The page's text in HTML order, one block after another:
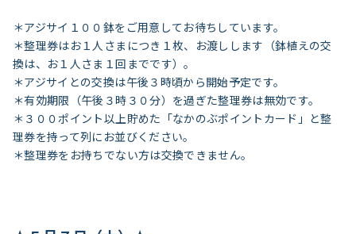
＊アジサイ１００鉢をご用意してお待ちしています。
＊整理券はお１人さまにつき１枚、お渡しします（鉢植えの交
換は、お１人さま１回までです）。
＊アジサイとの交換は午後３時頃から開始予定です。
＊有効期限（午後３時３０分）を過ぎた整理券は無効です。
＊３００ポイント以上貯めた「なかのぶポイントカード」と整
理券を持って列にお並びください。
＊整理券をお持ちでない方は交換できません。